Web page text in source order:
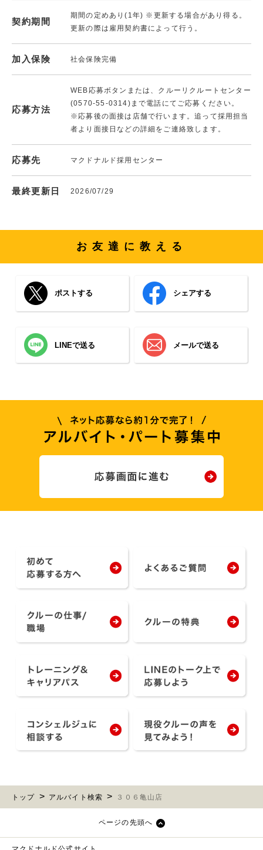
契約期間
期間の定めあり(1年) ※更新する場合があり得る。
更新の際は雇用契約書によって行う。
加入保険 社会保険完備
応募方法
WEB応募ボタンまたは、クルーリクルートセンター
(0570-55-0314)まで電話にてご応募ください。
※応募後の面接は店舗で行います。追って採用担当
者より面接日などの詳細をご連絡致します。
応募先 マクドナルド採用センター
最終更新日 2026/07/29
お友達に教える
ポストする シェアする
LINEで送る メールで送る
トップ アルバイト検索 ３０６亀山店
ページの先頭へ